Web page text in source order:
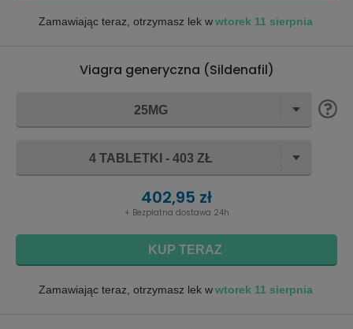
Zamawiając teraz, otrzymasz lek w wtorek 11 sierpnia
Viagra generyczna (Sildenafil)
25MG
4 TABLETKI - 403 ZŁ
402,95 zł
+ Bezpłatna dostawa 24h
KUP TERAZ
Zamawiając teraz, otrzymasz lek w wtorek 11 sierpnia